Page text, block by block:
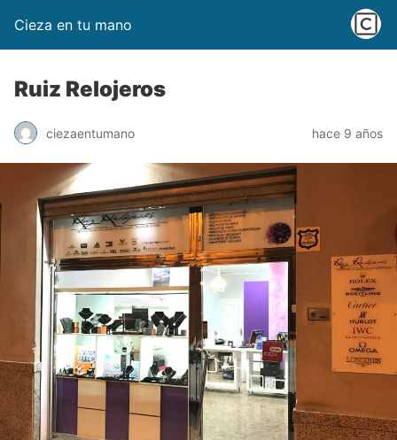
Cieza en tu mano
Ruiz Relojeros
ciezaentumano hace 9 años